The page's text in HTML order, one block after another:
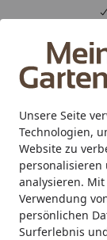
Unsere Seite
Technologien,
Website zu
personalisieren
analysieren.
Verwendung
persönlichen
Surferlebnis
Alle Produkte
Mein Konto
Suchen
Startseite
Ximax
Ximax
Garantiegeber